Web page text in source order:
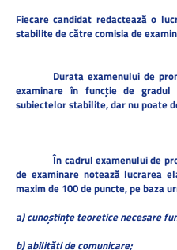
Fiecare candidat redactează o
stabilite de către comisia de
Durata examenului de
examinare în funcţie de
subiectelor stabilite, dar nu poate
În cadrul examenului de
de examinare notează lucrarea
maxim de 100 de puncte, pe baza
a) cunoştinţe teoretice necesare
b) abilităţi de comunicare;